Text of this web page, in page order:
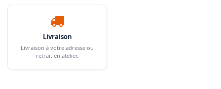
Livraison
Livraison à votre adresse ou
retrait en atelier.